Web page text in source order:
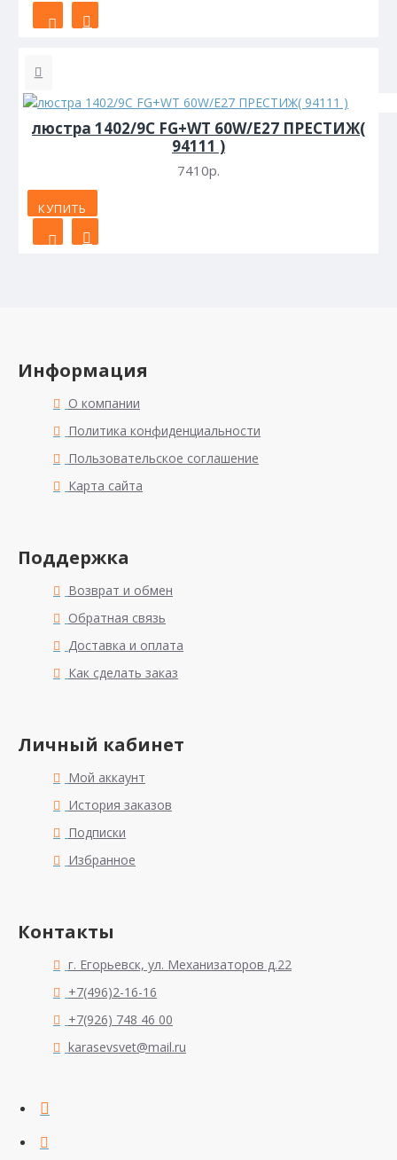
люстра 1402/9C FG+WT 60W/E27 ПРЕСТИЖ(
94111 )
7410р.
КУПИТЬ
Информация
О компании
Политика конфиденциальности
Пользовательское соглашение
Карта сайта
Поддержка
Возврат и обмен
Обратная связь
Доставка и оплата
Как сделать заказ
Личный кабинет
Мой аккаунт
История заказов
Подписки
Избранное
Контакты
г. Егорьевск, ул. Механизаторов д.22
+7(496)2-16-16
+7(926) 748 46 00
karasevsvet@mail.ru